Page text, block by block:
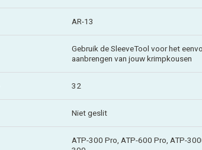
AR-13
Gebruik de SleeveTool voor het
aanbrengen van jouw krimpkousen
32
Niet geslit
ATP-300 Pro, ATP-600 Pro, ATP-